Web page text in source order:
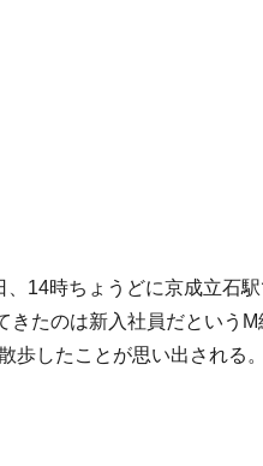
14時ちょうどに京成立石
きたのは新入社員だという
歩したことが思い出される。